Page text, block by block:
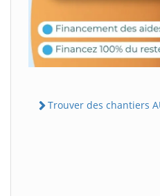
Trouver des chantiers